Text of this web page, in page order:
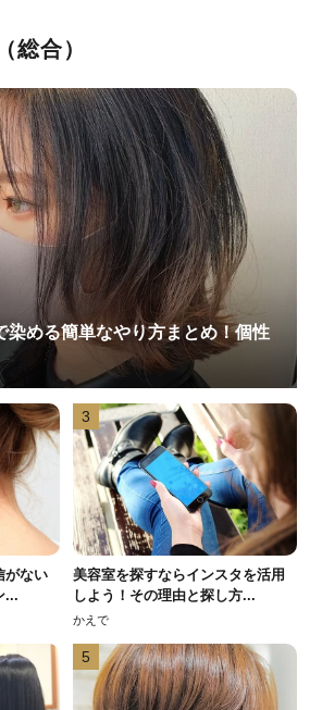
総合）
染める簡単なやり方まとめ！個性
がない
...
3
美容室を探すならインスタを活用
しよう！その理由と探し方...
かえで
5